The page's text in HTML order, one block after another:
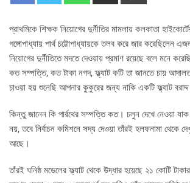
প্রাথমিকে শিক্ষক নিয়োগের দুর্নীতির মামলায় কলকাতা
গঙ্গোপাধ্যায় পার্থ চট্টোপাধ্যায়কে তলব করে জার করেছিলেন
নিয়োগের দুর্নীতিতে মদতে দেওয়ায় প্রমাণ রয়েছে বলে মনে
কত সম্পত্তি, কত টাকা নগদ, ফ্ল্যাট কটি তা জানতে চায়
চাওয়া হয় শুনেছি আপনার কুকুরের জন্য নাকি একটি ফ্ল্যাট বরাদ্দ
কিন্তু জানেন কি পার্রথের সম্পত্তি কত। চলুন দেখে নেওয়া
নয়, তবে নির্বাচন কমিশনে সদ্য দেওয়া তাঁরই হলফনামা থেকে
আছে।
তাঁরই ঘনিষ্ঠ মডেলের ফ্ল্যাট থেকে উদ্ধার হয়েছে ২১ কোটি